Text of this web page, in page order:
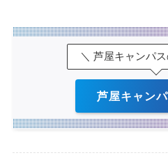
＼ 芦屋キャンパ
芦屋キャン